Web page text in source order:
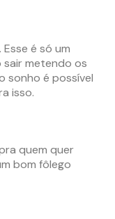
Esse é só um
metendo os
sonho é possível
isso.
quem quer
bom fôlego